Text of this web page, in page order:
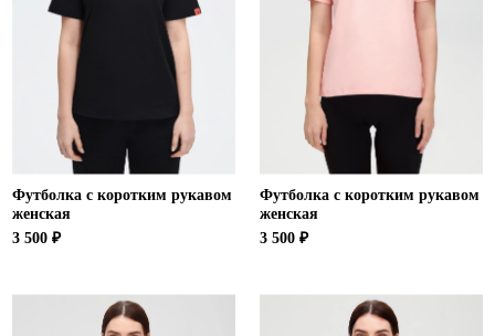
Футболка с коротким рукавом
женская
3 500 ₽
Футболка с коротким рукавом
женская
3 500 ₽